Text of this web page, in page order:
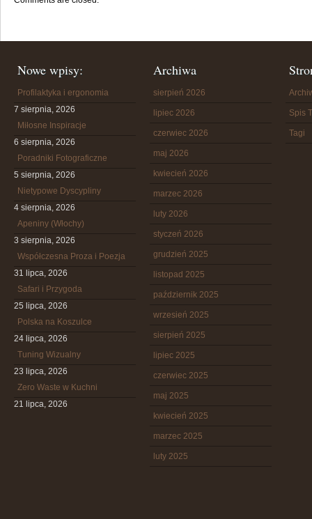
Nowe wpisy:
Profilaktyka i ergonomia
7 sierpnia, 2026
Miłosne Inspiracje
6 sierpnia, 2026
Poradniki Fotograficzne
5 sierpnia, 2026
Nietypowe Dyscypliny
4 sierpnia, 2026
Apeniny (Włochy)
3 sierpnia, 2026
Współczesna Proza i Poezja
31 lipca, 2026
Safari i Przygoda
25 lipca, 2026
Polska na Koszulce
24 lipca, 2026
Tuning Wizualny
23 lipca, 2026
Zero Waste w Kuchni
21 lipca, 2026
Archiwa
sierpień 2026
lipiec 2026
czerwiec 2026
maj 2026
kwiecień 2026
marzec 2026
luty 2026
styczeń 2026
grudzień 2025
listopad 2025
październik 2025
wrzesień 2025
sierpień 2025
lipiec 2025
czerwiec 2025
maj 2025
kwiecień 2025
marzec 2025
luty 2025
Spis
Tagi